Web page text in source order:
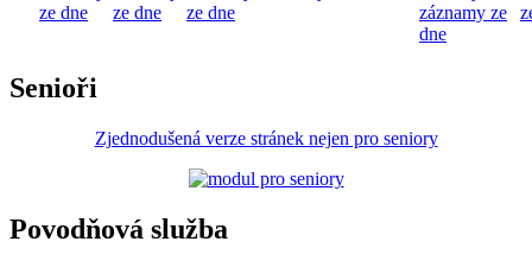
ze dne
ze dne
ze dne
záznamy ze
dne
Senioři
Zjednodušená verze stránek nejen pro seniory
Povodňová služba